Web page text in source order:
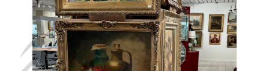
Laat uw huis
leegmaken